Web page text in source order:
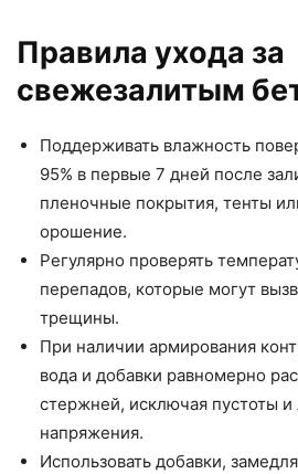
Правила ухода за
свежезалитым
Поддерживать влажность
95% в первые 7 дней после
пленочные покрытия, тенты
орошение.
Регулярно проверять
перепадов, которые могут
трещины.
При наличии армирования
вода и добавки равномерно
стержней, исключая пустоты и
напряжения.
Использовать добавки,